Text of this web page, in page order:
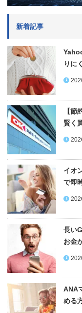
新着記事
りに
【
賢く
イオ
で即
長い
お金
ANA
める